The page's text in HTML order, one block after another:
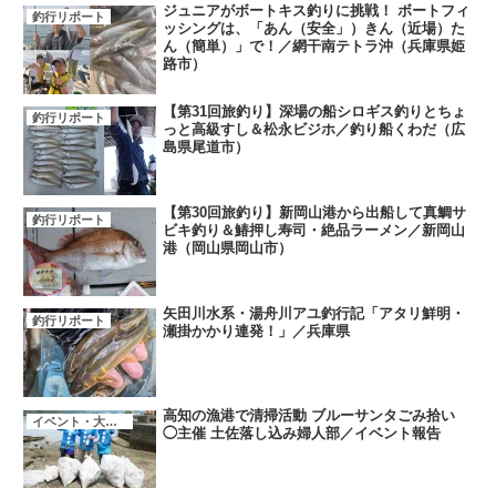
釣行リポート
ジュニアがボートキス釣りに挑戦！ ボートフィ
ッシングは、「あん（安全」）きん（近場）た
ん（簡単）」で！／網干南テトラ沖（兵庫県姫
路市）
釣行リポート
【第31回旅釣り】深場の船シロギス釣りとちょ
っと高級すし＆松永ビジホ／釣り船くわだ（広
島県尾道市）
釣行リポート
【第30回旅釣り】新岡山港から出船して真鯛サ
ビキ釣り＆鰆押し寿司・絶品ラーメン／新岡山
港（岡山県岡山市）
釣行リポート
矢田川水系・湯舟川アユ釣行記「アタリ鮮明・
瀬掛かかり連発！」／兵庫県
イベント・大会・キャンペーン
高知の漁港で清掃活動 ブルーサンタごみ拾い
◯主催 土佐落し込み婦人部／イベント報告